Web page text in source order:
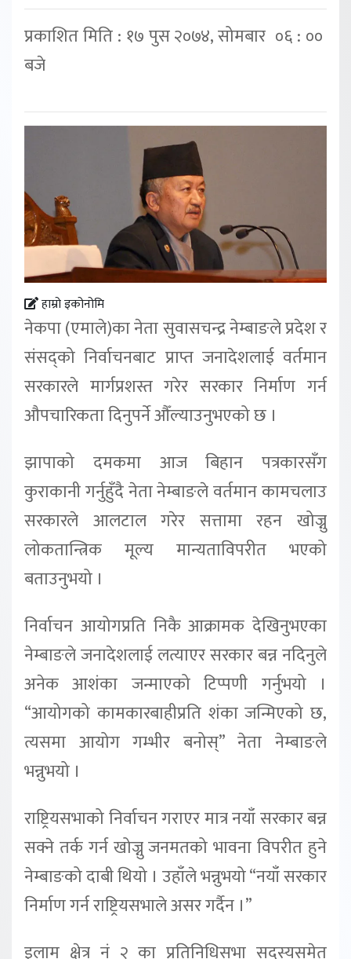
प्रकाशित मिति : १७ पुस २०७४, सोमबार ०६ : ००
बजे
हाम्रो इकोनोमि
नेकपा (एमाले)का नेता सुवासचन्द्र नेम्बाङले प्रदेश र
संसद्को निर्वाचनबाट प्राप्त जनादेशलाई वर्तमान
सरकारले मार्गप्रशस्त गरेर सरकार निर्माण गर्न
औपचारिकता दिनुपर्ने औँल्याउनुभएको छ ।
झापाको दमकमा आज बिहान पत्रकारसँग
कुराकानी गर्नुहुँदै नेता नेम्बाङले वर्तमान कामचलाउ
सरकारले आलटाल गरेर सत्तामा रहन खोज्नु
लोकतान्त्रिक मूल्य मान्यताविपरीत भएको
बताउनुभयो ।
निर्वाचन आयोगप्रति निकै आक्रामक देखिनुभएका
नेम्बाङले जनादेशलाई लत्याएर सरकार बन्न नदिनुले
अनेक आशंका जन्माएको टिप्पणी गर्नुभयो ।
“आयोगको कामकारबाहीप्रति शंका जन्मिएको छ,
त्यसमा आयोग गम्भीर बनोस्” नेता नेम्बाङले
भन्नुभयो ।
राष्ट्रियसभाको निर्वाचन गराएर मात्र नयाँ सरकार बन्न
सक्ने तर्क गर्न खोज्नु जनमतको भावना विपरीत हुने
नेम्बाङको दाबी थियो । उहाँले भन्नुभयो “नयाँ सरकार
निर्माण गर्न राष्ट्रियसभाले असर गर्दैन ।”
इलाम क्षेत्र नं २ का प्रतिनिधिसभा सदस्यसमेत